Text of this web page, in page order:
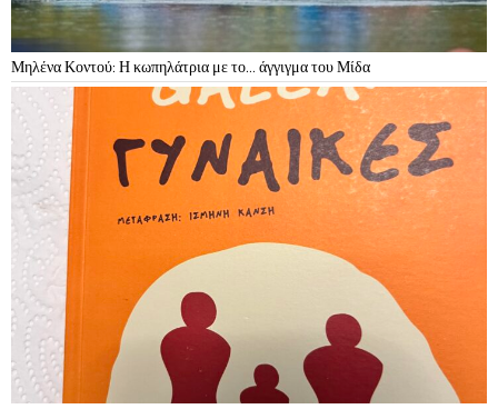
Μηλένα Κοντού: Η κωπηλάτρια με το… άγγιγμα του Μίδα